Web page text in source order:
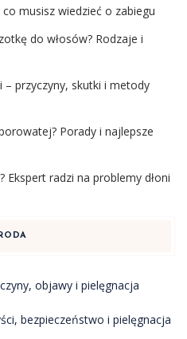
musisz wiedzieć o zabiegu
do włosów? Rodzaje i
– przyczyny, skutki i metody
Porady i najlepsze
Ekspert radzi na problemy dłoni
objawy i pielęgnacja
bezpieczeństwo i pielęgnacja